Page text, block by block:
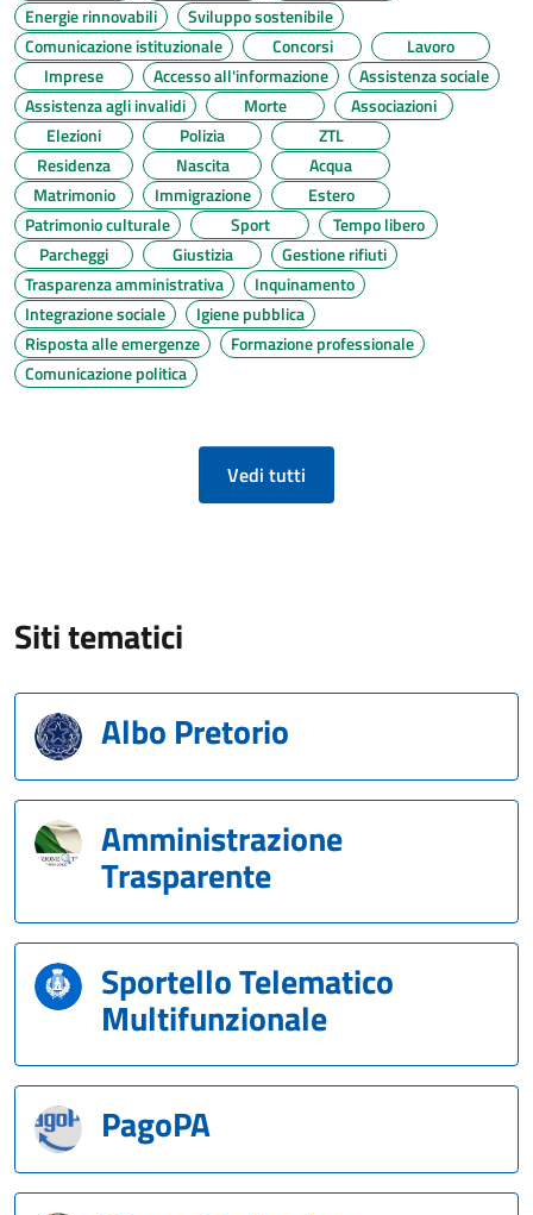
Energie rinnovabili
Sviluppo sostenibile
Comunicazione istituzionale
Concorsi
Lavoro
Imprese
Accesso all'informazione
Assistenza sociale
Assistenza agli invalidi
Morte
Associazioni
Elezioni
Polizia
ZTL
Residenza
Nascita
Acqua
Matrimonio
Immigrazione
Estero
Patrimonio culturale
Sport
Tempo libero
Parcheggi
Giustizia
Gestione rifiuti
Trasparenza amministrativa
Inquinamento
Integrazione sociale
Igiene pubblica
Risposta alle emergenze
Formazione professionale
Comunicazione politica
Vedi tutti
Siti tematici
Albo Pretorio
Amministrazione
Trasparente
Sportello Telematico
Multifunzionale
PagoPA